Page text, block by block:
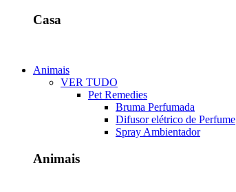
Casa
Animais
VER TUDO
Pet Remedies
Bruma Perfumada
Difusor elétrico de Perfume
Spray Ambientador
Animais